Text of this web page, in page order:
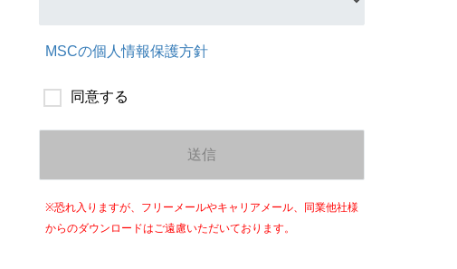
MSCの個人情報保護方針
同意する
※恐れ入りますが、フリーメールやキャリアメール、同業他社様
からのダウンロードはご遠慮いただいております。